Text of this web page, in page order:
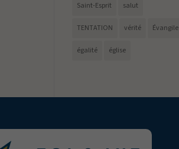
Saint-Esprit salut
TENTATION vérité Évangile
égalité église